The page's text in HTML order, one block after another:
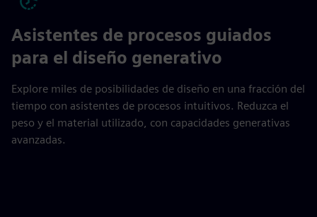
Asistentes de procesos guiados
para el diseño generativo
Explore miles de posibilidades de diseño en una fracción del
tiempo con asistentes de procesos intuitivos. Reduzca el
peso y el material utilizado, con capacidades generativas
avanzadas.